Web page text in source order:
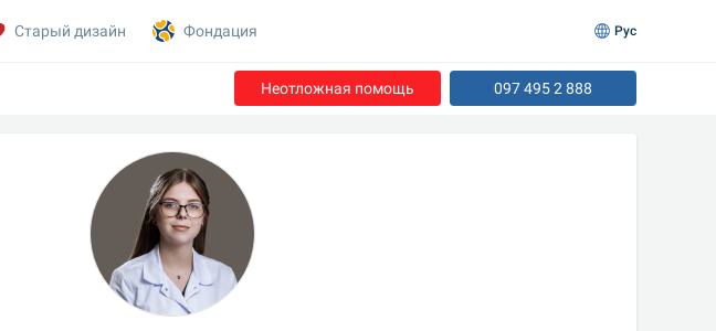
Неотложная помощь 097 495 2 888
Старый дизайн Фондация Рус